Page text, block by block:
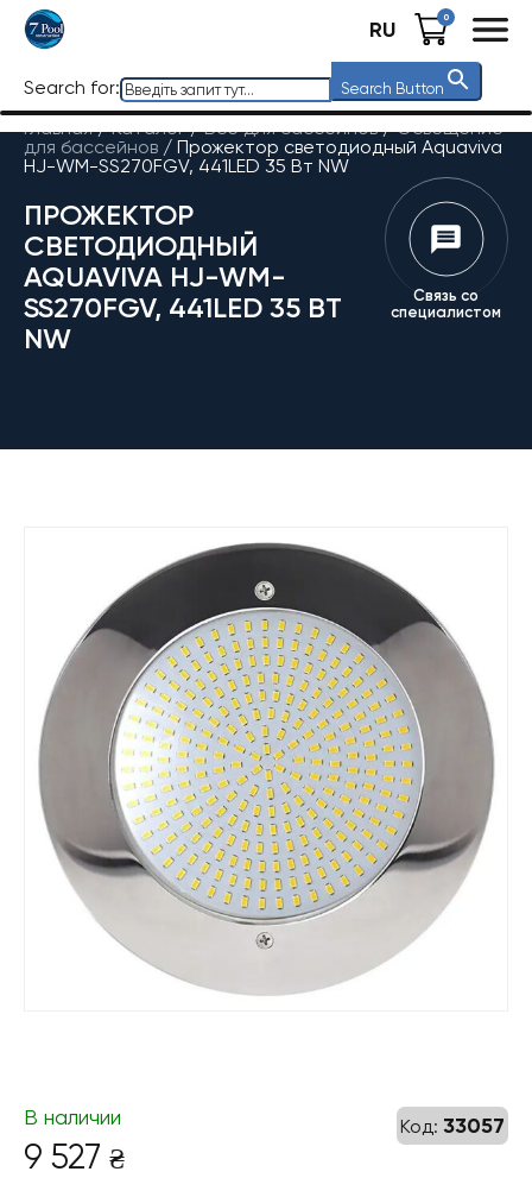
RU 0
Search for: Search Button
Главная / Каталог/Все для бассейнов/Освещение
для бассейнов / Прожектор светодиодный Aquaviva
HJ-WM-SS270FGV, 441LED 35 Вт NW
ПРОЖЕКТОР
СВЕТОДИОДНЫЙ
AQUAVIVA HJ-WM-
SS270FGV, 441LED 35 ВТ
NW
Связь со
специалистом
Код: 33057
В наличии
9 527 ₴